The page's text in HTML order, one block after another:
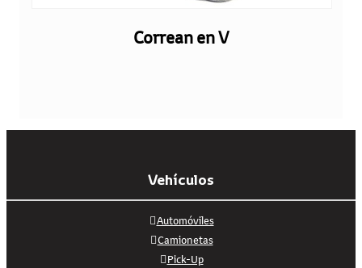
Correan en V
Vehículos
Automóviles
Camionetas
Pick-Up